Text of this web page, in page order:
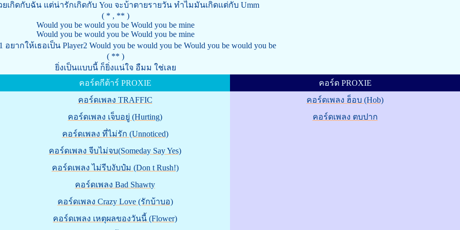
เกิดกับฉัน แต่น่ารักเกิดกับ You จะบ้าตายรายวัน ทำไมมันเกิดแต่กับ Umm
( * , ** )
Would you be would you be Would you be mine
Would you be would you be Would you be mine
อยากให้เธอเป็น Player2 Would you be would you be Would you be would you be
( ** )
ยิ่งเป็นแบบนี้ ก็ยิ่งแน่ใจ อืมม ใช่เลย
คอร์ดกีต้าร์ PROXIE
คอร์ดเพลง TRAFFIC
คอร์ดเพลง เจ็บอยู่ (Hurting)
คอร์ดเพลง ที่ไม่รัก (Unnoticed)
คอร์ดเพลง จีบไม่จบ(Someday Say Yes)
คอร์ดเพลง ไม่รีบงับป๋ม (Don t Rush!)
คอร์ดเพลง Bad Shawty
คอร์ดเพลง Crazy Love (รักบ้าบอ)
คอร์ดเพลง เหตุผลของวันนี้ (Flower)
คอร์ด PROXIE
คอร์ดเพลง ฮ็อบ (Hob)
คอร์ดเพลง ตบปาก